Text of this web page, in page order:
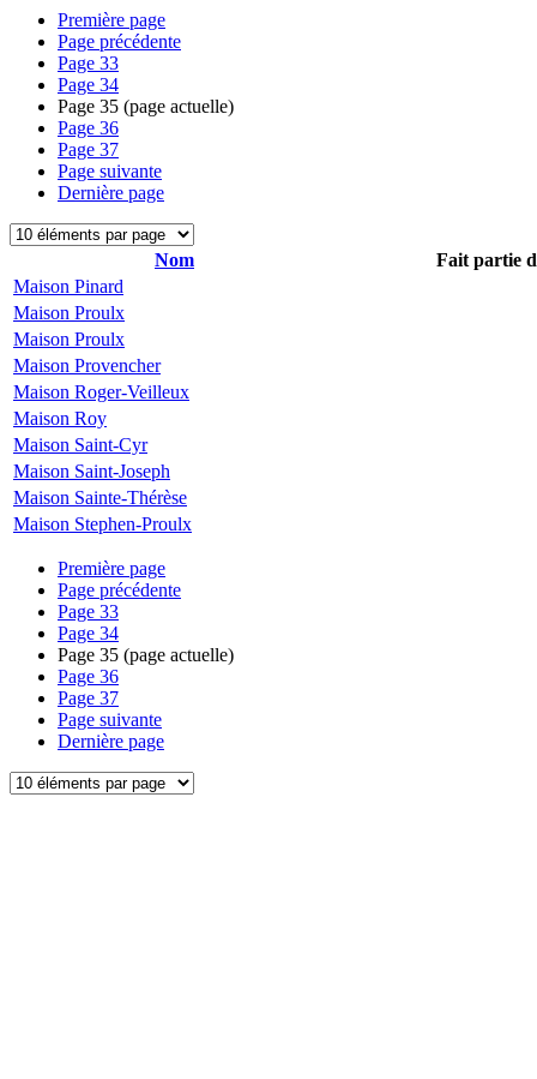
Première page
Page précédente
Page 33
Page 34
Page 35 (page actuelle)
Page 36
Page 37
Page suivante
Dernière page
Nom
Fait partie
Maison Pinard
Maison Proulx
Maison Proulx
Maison Provencher
Maison Roger-Veilleux
Maison Roy
Maison Saint-Cyr
Maison Saint-Joseph
Maison Sainte-Thérèse
Maison Stephen-Proulx
Première page
Page précédente
Page 33
Page 34
Page 35 (page actuelle)
Page 36
Page 37
Page suivante
Dernière page